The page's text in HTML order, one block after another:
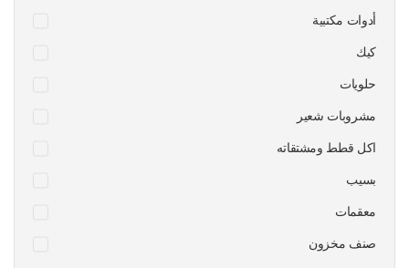
أدوات مكتبية
كيك
حلويات
مشروبات شعير
اكل قطط ومشتقاته
بسيب
معقمات
صنف مخزون